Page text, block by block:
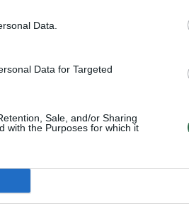
Data.
Data for Targeted
Sale, and/or Sharing
with the Purposes for which it
tą daro daugiau nei pusė